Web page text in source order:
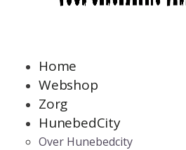
Home
Webshop
Zorg
HunebedCity
Over Hunebedcity